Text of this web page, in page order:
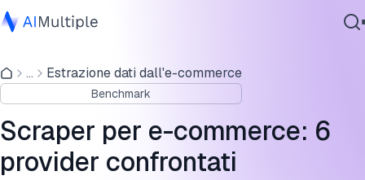
IA Agente
Sicurezza Informatica
Dati
Software Aziendale
Servizi
... Estrazione dati dall'e-commerce
Benchmark
Scraper per e-commerce: 6
provider confrontati
Tasso di successo dello scraper e-commerce per livello di
Tasso di successo su pagine prodotto e di ricerca
Recensione degli scraper per e-commerce